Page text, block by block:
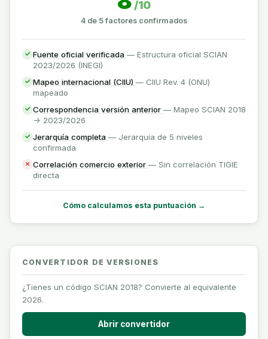
/10
4 de 5 factores confirmados
✓ Fuente oficial verificada — Estructura oficial SCIAN
2023/2026 (INEGI)
✓ Mapeo internacional (CIIU) — CIIU Rev. 4 (ONU)
mapeado
✓ Correspondencia versión anterior — Mapeo SCIAN 2018
-> 2023/2026
✓ Jerarquía completa — Jerarquía de 5 niveles
confirmada
✗ Correlación comercio exterior — Sin correlación TIGIE
directa
Cómo calculamos esta puntuación →
CONVERTIDOR DE VERSIONES
¿Tienes un código SCIAN 2018? Convierte al equivalente
2026.
Abrir convertidor